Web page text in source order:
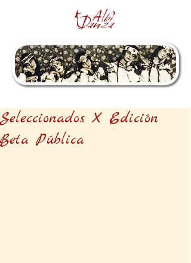
Seleccionados X Edición
Beta Pública